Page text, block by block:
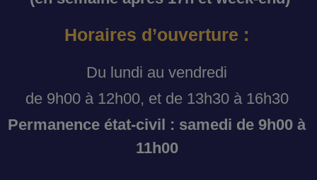
Horaires d’ouverture :
Du lundi au vendredi
de 9h00 à 12h00, et de 13h30 à 16h30
Permanence état-civil : samedi de 9h00 à
11h00